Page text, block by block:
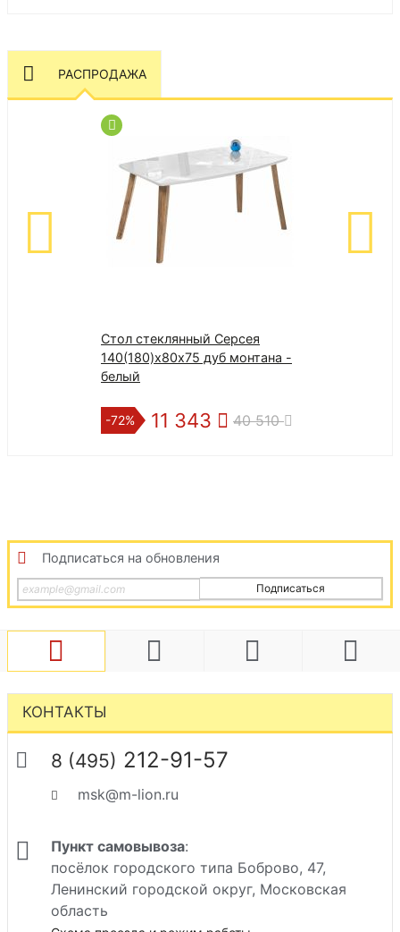
РАСПРОДАЖА
Стол стеклянный Серсея
140(180)х80х75 дуб монтана -
белый
-72% 11 343 40 510
Подписаться на обновления
Подписаться
КОНТАКТЫ
8 (495) 212-91-57
msk@m-lion.ru
Пункт самовывоза:
посёлок городского типа Боброво, 47,
Ленинский городской округ, Московская
область